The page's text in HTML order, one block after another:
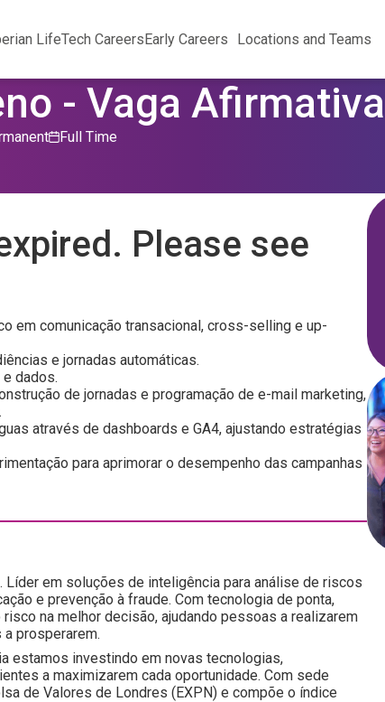
LifeTech CareersEarly Careers Locations and Teams
- Vaga
Full Time
Please see
em comunicação transacional, cross-selling e up-
e jornadas automáticas.
dados.
de jornadas e programação de e-mail marketing,
através de dashboards e GA4, ajustando estratégias
para aprimorar o desempenho das campanhas
Líder em soluções de inteligência para análise de riscos
e prevenção à fraude. Com tecnologia de ponta,
na melhor decisão, ajudando pessoas a realizarem
prosperarem.
estamos investindo em novas tecnologias,
a maximizarem cada oportunidade. Com sede
de Valores de Londres (EXPN) e compõe o índice